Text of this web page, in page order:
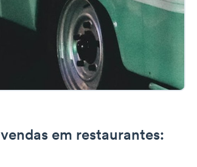
em restaurantes: